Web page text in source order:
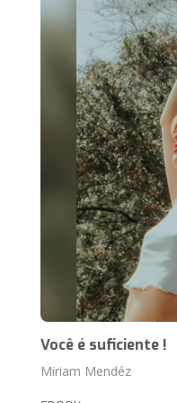
Você é suficiente !
Miriam Mendéz